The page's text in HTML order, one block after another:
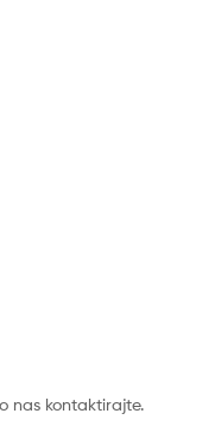
nas kontaktirajte.